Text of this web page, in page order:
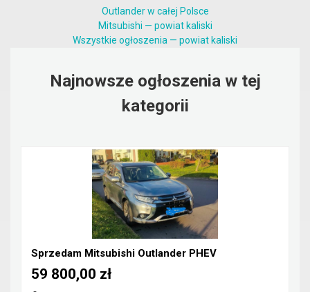
Outlander w całej Polsce
Mitsubishi — powiat kaliski
Wszystkie ogłoszenia — powiat kaliski
Najnowsze ogłoszenia w tej
kategorii
Sprzedam Mitsubishi Outlander PHEV
59 800,00 zł